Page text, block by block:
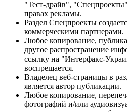
"Тест-драйв",
правах рекламы.
Раздел Спецпроекты
коммерческими партнерами.
Любое копирование,
другое распространение
ссылку на "Интерфакс-
воспрещается.
Владелец веб-страницы в
является автор публикации.
Любое копирование,
фотографий и/или